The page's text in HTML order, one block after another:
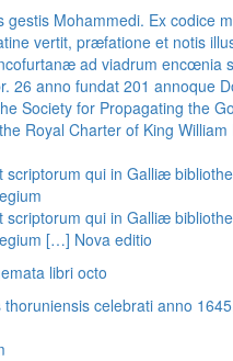
gestis Mohammedi. Ex codice
vertit, præfatione et notis
ad viadrum encœnia
26 anno fundat 201 annoque
Society for Propagating the
Royal Charter of King William
scriptorum qui in Galliæ
scriptorum qui in Galliæ
[…] Nova editio
libri octo
celebrati anno